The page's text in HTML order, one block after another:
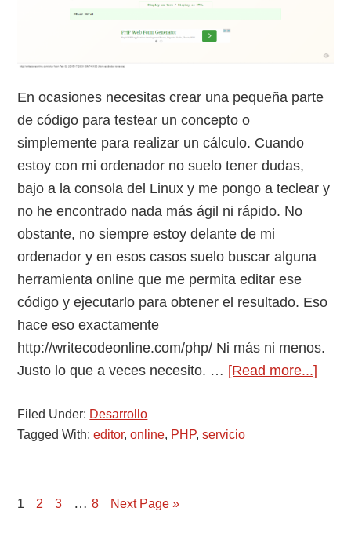
En ocasiones necesitas crear una pequeña parte
de código para testear un concepto o
simplemente para realizar un cálculo. Cuando
estoy con mi ordenador no suelo tener dudas,
bajo a la consola del Linux y me pongo a teclear y
no he encontrado nada más ágil ni rápido. No
obstante, no siempre estoy delante de mi
ordenador y en esos casos suelo buscar alguna
herramienta online que me permita editar ese
código y ejecutarlo para obtener el resultado. Eso
hace eso exactamente
http://writecodeonline.com/php/ Ni más ni menos.
Justo lo que a veces necesito. … [Read more...]
Filed Under: Desarrollo
Tagged With:editor,online, PHP,servicio
Page
1 Page
2 Page
3 … Page
8 Next Page »